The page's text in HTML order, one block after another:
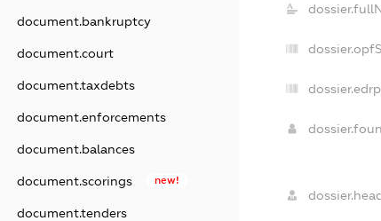
document.bankruptcy
document.court
document.taxdebts
document.enforcements
document.balances
document.scorings new!
document.tenders